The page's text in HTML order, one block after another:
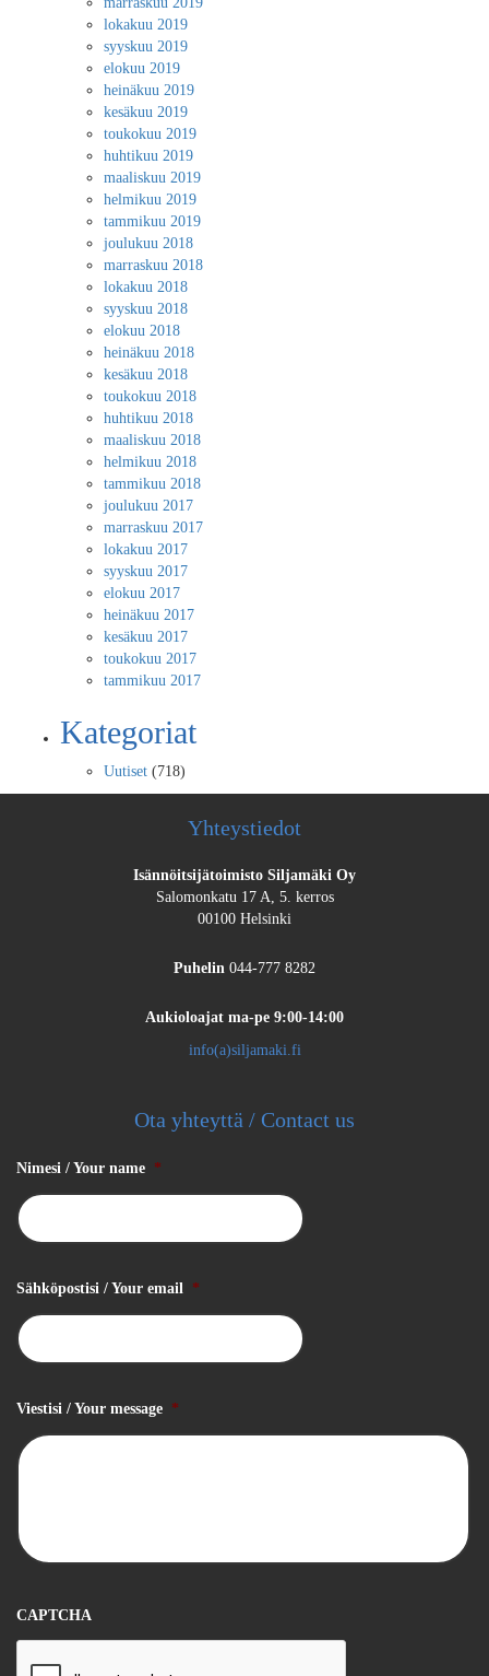
lokakuu 2019
syyskuu 2019
elokuu 2019
heinäkuu 2019
kesäkuu 2019
toukokuu 2019
huhtikuu 2019
maaliskuu 2019
helmikuu 2019
tammikuu 2019
joulukuu 2018
marraskuu 2018
lokakuu 2018
syyskuu 2018
elokuu 2018
heinäkuu 2018
kesäkuu 2018
toukokuu 2018
huhtikuu 2018
maaliskuu 2018
helmikuu 2018
tammikuu 2018
joulukuu 2017
marraskuu 2017
lokakuu 2017
syyskuu 2017
elokuu 2017
heinäkuu 2017
kesäkuu 2017
toukokuu 2017
tammikuu 2017
Kategoriat
Uutiset (718)
Yhteystiedot
Isännöitsijätoimisto Siljamäki Oy
Salomonkatu 17 A, 5. kerros
00100 Helsinki
Puhelin 044-777 8282
Aukioloajat ma-pe 9:00-14:00
info(a)siljamaki.fi
Ota yhteyttä / Contact us
Nimesi / Your name *
Sähköpostisi / Your email *
Viestisi / Your message *
CAPTCHA